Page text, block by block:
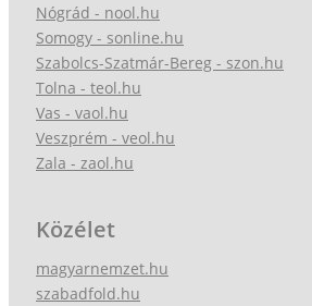
Nógrád - nool.hu
Somogy - sonline.hu
Szabolcs-Szatmár-Bereg - szon.hu
Tolna - teol.hu
Vas - vaol.hu
Veszprém - veol.hu
Zala - zaol.hu
Közélet
magyarnemzet.hu
szabadfold.hu